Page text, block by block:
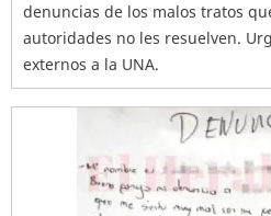
denuncias de los malos tratos
autoridades no les resuelven.
externos a la UNA.